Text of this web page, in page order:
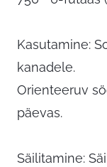
Kasutamine:
kanadele.
Orienteeruv
päevas.
Säilitamine: